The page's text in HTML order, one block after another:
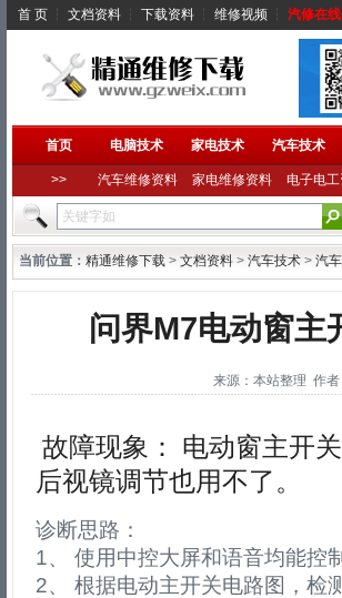
首 页 ┆ 文档资料 ┆ 下载资料 ┆ 维修视频 ┆ 汽修在
首页 电脑技术 家电技术 汽车技术
>> 汽车维修资料 家电维修资料 电子电
当前位置： 精通维修下载 > 文档资料 > 汽车技术 > 汽
问界M7电动窗主
来源：本站整理 作
故障现象： 电动窗主开
后视镜调节也用不了。
诊断思路：
1、 使用中控大屏和语音均能控
2、 根据电动主开关电路图，检